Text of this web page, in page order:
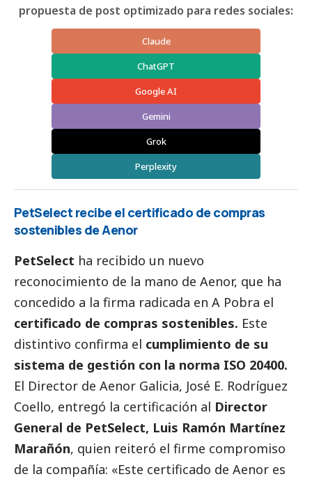
propuesta de post optimizado para redes sociales:
Claude
ChatGPT
Google AI
Gemini
Grok
Perplexity
PetSelect recibe el certificado de compras
sostenibles de Aenor
PetSelect ha recibido un nuevo
reconocimiento de la mano de Aenor, que ha
concedido a la firma radicada en A Pobra el
certificado de compras sostenibles. Este
distintivo confirma el cumplimiento de su
sistema de gestión con la norma ISO 20400.
El Director de Aenor Galicia, José E. Rodríguez
Coello, entregó la certificación al Director
General de PetSelect, Luis Ramón Martínez
Marañón, quien reiteró el firme compromiso
de la compañía: «Este certificado de Aenor es